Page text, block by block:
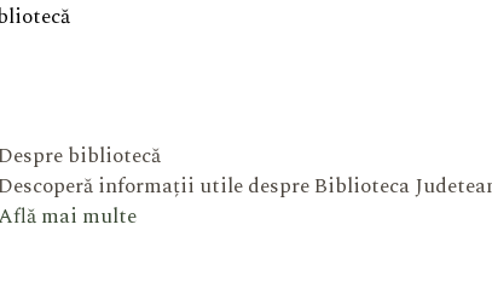
Despre bibliotecă
Descoperă informații utile despre Biblioteca
mai multe